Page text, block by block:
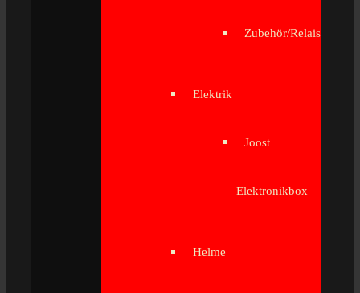
Zubehör/Relais
Elektrik
Joost
Elektronikbox
Helme